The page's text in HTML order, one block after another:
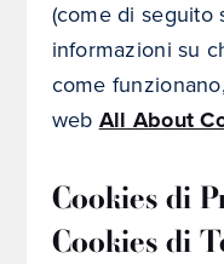
(come di seguito
informazioni su
come
web All About
Cookies di
Cookies di